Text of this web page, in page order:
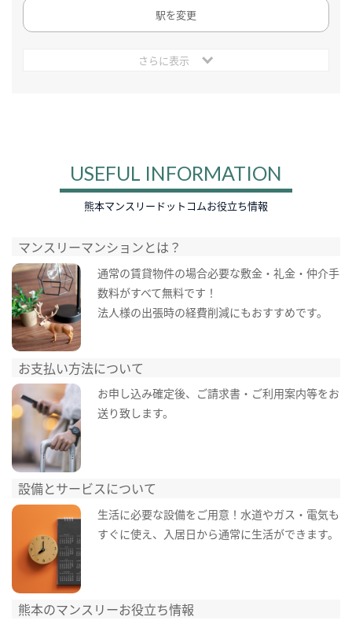
駅を変更
さらに表示
USEFUL INFORMATION
熊本マンスリードットコムお役立ち情報
マンスリーマンションとは？
通常の賃貸物件の場合必要な敷金・礼金・仲介手
数料がすべて無料です！
法人様の出張時の経費削減にもおすすめです。
お支払い方法について
お申し込み確定後、ご請求書・ご利用案内等をお
送り致します。
設備とサービスについて
生活に必要な設備をご用意！水道やガス・電気も
すぐに使え、入居日から通常に生活ができます。
熊本のマンスリーお役立ち情報